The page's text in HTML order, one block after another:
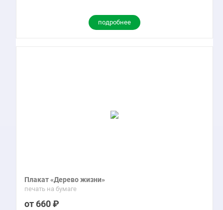
подробнее
Плакат «Дерево жизни»
печать на бумаге
660